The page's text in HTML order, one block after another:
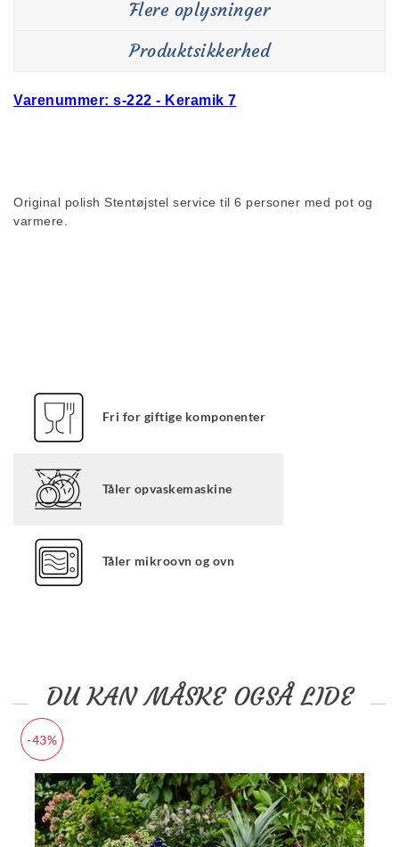
Flere oplysninger
Produktsikkerhed
Varenummer: s-222 - Keramik 7
Original polish Stentøjstel service til 6 personer med pot og
varmere.
Fri for giftige komponenter
Tåler opvaskemaskine
Tåler mikroovn og ovn
DU KAN MÅSKE OGSÅ LIDE
-43%